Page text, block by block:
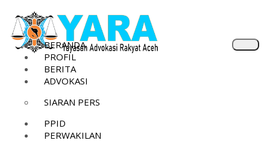
BERANDA
PROFIL
BERITA
ADVOKASI
SIARAN PERS
PPID
PERWAKILAN